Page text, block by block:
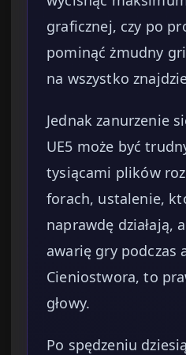
graficznej, czy po
pominąć żmudny
na wszystko
Jednak zanurzenie
UE5 może być
tysiącami plików
forach, ustalenie,
naprawdę działają,
awarię gry podczas
Cieniostwora, to
głowy.
Po spędzeniu